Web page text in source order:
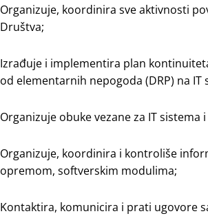
Organizuje, koordinira sve aktivnosti
Društva;
Izrađuje i implementira plan
od elementarnih nepogoda (DRP) na IT
Organizuje obuke vezane za IT sistema i
Organizuje, koordinira i kontroliše
opremom, softverskim modulima;
Kontaktira, komunicira i prati ugovore